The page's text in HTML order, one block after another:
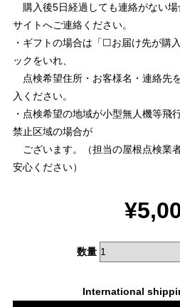
購入後5日経過しても連絡がない場
サイトへご連絡ください。
・ギフトの場合は「☐お届け先が購
ックをいれ、
点検希望住所・お客様名・連絡先
入ください。
・点検希望の地域が小型無人機等飛
禁止区域の場合が
ございます。（担当の屋根点検業
安心ください）
数量
International